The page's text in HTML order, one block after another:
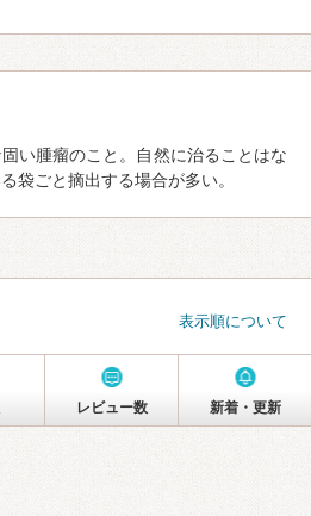
い腫瘤のこと。自然に治ることはな
袋ごと摘出する場合が多い。
表示順について
レビュー数 新着・更新